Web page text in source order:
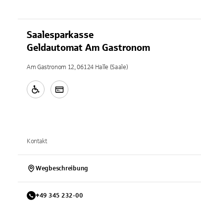
Saalesparkasse
Geldautomat Am Gastronom
Am Gastronom 12, 06124 Halle (Saale)
Kontakt
Wegbeschreibung
+49 345 232-00